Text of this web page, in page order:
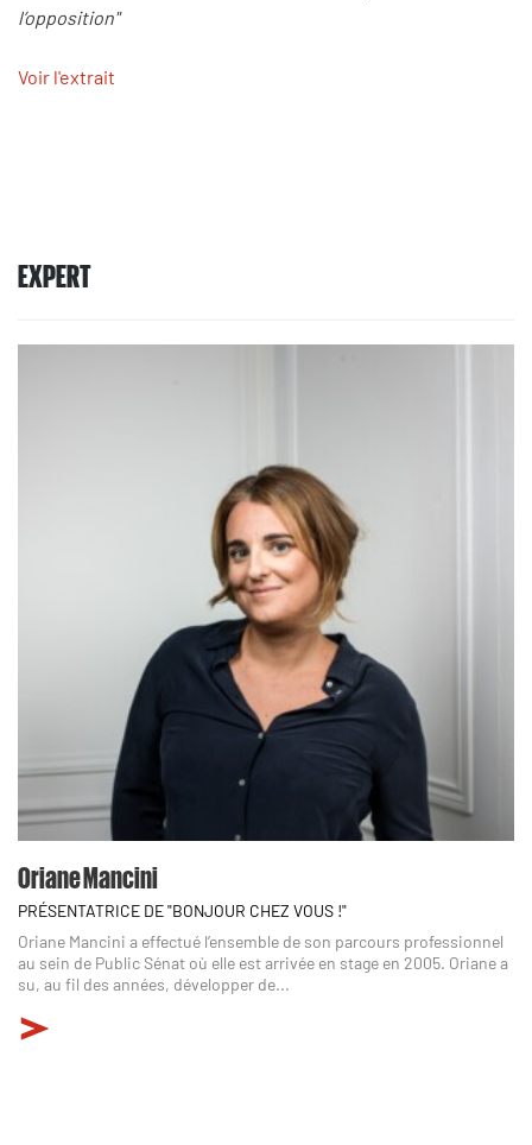
l’opposition"
Voir l'extrait
EXPERT
Oriane Mancini
PRÉSENTATRICE DE "BONJOUR CHEZ VOUS !"
Oriane Mancini a effectué l’ensemble de son parcours professionnel
au sein de Public Sénat où elle est arrivée en stage en 2005. Oriane a
su, au fil des années, développer de...